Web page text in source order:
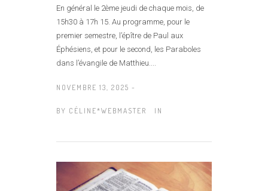
En général le 2ème jeudi de chaque mois, de
15h30 à 17h 15. Au programme, pour le
premier semestre, l’épître de Paul aux
Éphésiens, et pour le second, les Paraboles
dans l’évangile de Matthieu....
NOVEMBRE 13, 2025 -
BY CÉLINE*WEBMASTER IN